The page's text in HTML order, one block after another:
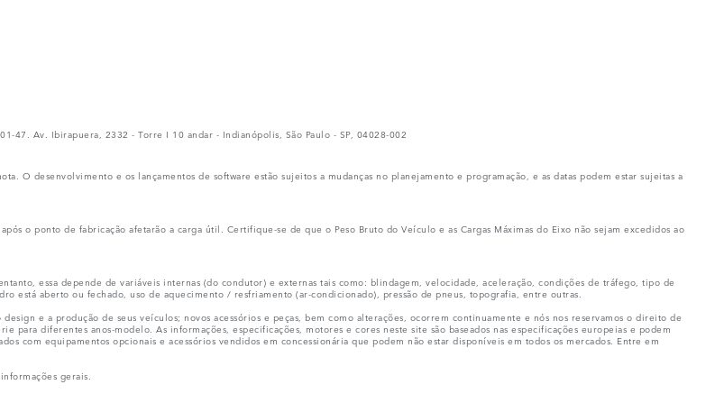
47. Av. Ibirapuera, 2332 - Torre I 10 andar - Indianópolis, São Paulo - SP, 04028-002
O desenvolvimento e os lançamentos de software estão sujeitos a mudanças no planejamento e programação, e as datas podem estar sujeitas a
o ponto de fabricação afetarão a carga útil. Certifique-se de que o Peso Bruto do Veículo e as Cargas Máximas do Eixo não sejam excedidos ao
essa depende de variáveis internas (do condutor) e externas tais como: blindagem, velocidade, aceleração, condições de tráfego, tipo de
está aberto ou fechado, uso de aquecimento / resfriamento (ar-condicionado), pressão de pneus, topografia, entre outras.
e a produção de seus veículos; novos acessórios e peças, bem como alterações, ocorrem continuamente e nós nos reservamos o direito de
diferentes anos-modelo. As informações, especificações, motores e cores neste site são baseados nas especificações europeias e podem
com equipamentos opcionais e acessórios vendidos em concessionária que podem não estar disponíveis em todos os mercados. Entre em
gerais.